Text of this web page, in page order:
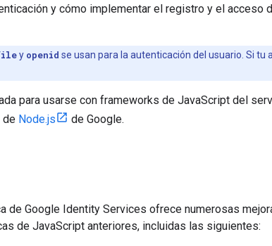
y cómo implementar el registro y el acceso
y openid se usan para la autenticación del usuario. Si tu
para usarse con frameworks de JavaScript del
de Node.js de Google.
de Google Identity Services ofrece numerosas
de JavaScript anteriores, incluidas las siguientes: